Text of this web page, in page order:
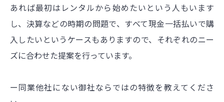
あれば最初はレンタルから始めたいという人もいます
し、決算などの時期の問題で、すべて現金一括払いで購
入したいというケースもありますので、それぞれのニー
ズに合わせた提案を行っています。
ー同業他社にない御社ならではの特徴を教えてくださ